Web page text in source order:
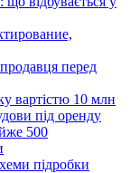
перед
вартістю 10 млн
під оренду
500
підробки